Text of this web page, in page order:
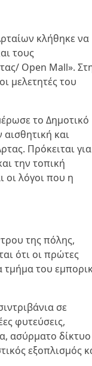
κλήθηκε να
τους
Open Mall».
μελετητές του
το Δημοτικό
και
Πρόκειται για
την τοπική
οι λόγοι που η
της πόλης,
ότι οι πρώτες
τμήμα του
σε
φυτεύσεις,
ασύρματο δίκτυο
εξοπλισμός